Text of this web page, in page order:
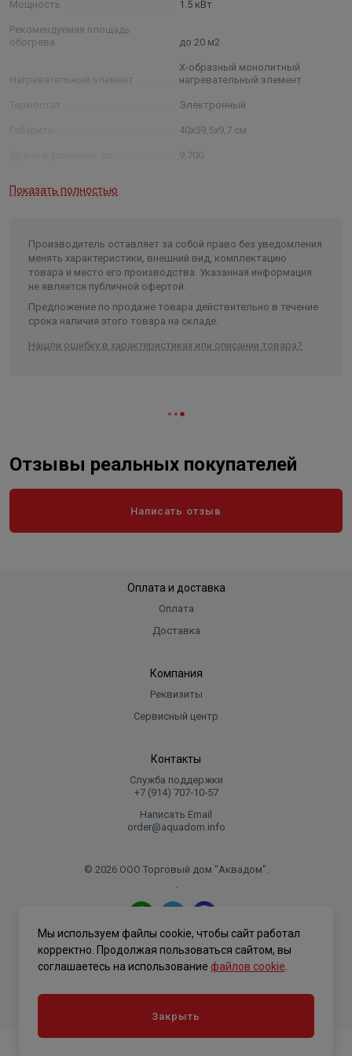
Функция AUTO Restart ( при кратковременном
отключении электроэнергии и повторном ее
включении, конвектор возобновляет свою работу
Аварийное отключение при сильном наклоне или
Мощность 1.5 кВт
Рекомендуемая площадь
обогрева
до 20 м2
Нагревательный элемент
Х-образный монолитный
нагревательный элемент
Термостат Электронный
40х59,5х9,7 см
9.700
Высота 400
97
Ширина 595
Показать полностью
Производитель оставляет за собой право без уведомления
менять характеристики, внешний вид, комплектацию
товара и место его производства. Указанная информация
не является публичной офертой.
Предложение по продаже товара действительно в течение
срока наличия этого товара на складе.
Нашли ошибку в характеристиках или описании товара?
Отзывы реальных покупателей
Написать отзыв
Оплата и доставка
Оплата
Доставка
Компания
Реквизиты
Сервисный центр
Контакты
Служба поддержки
+7 (914) 707‑10‑57
Написать Email
order@aquadom.info
© 2026 ООО Торговый дом "Аквадом".
.
Политика конфиденциальности
Мы используем файлы cookie, чтобы сайт работал
корректно. Продолжая пользоваться сайтом, вы
соглашаетесь на использование файлов cookie
Закрыть